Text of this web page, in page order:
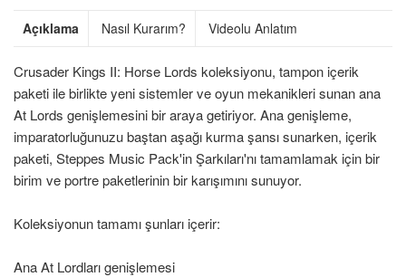
Açıklama Nasıl Kurarım? Videolu Anlatım
Crusader Kings II: Horse Lords koleksiyonu, tampon içerik
paketi ile birlikte yeni sistemler ve oyun mekanikleri sunan ana
At Lords genişlemesini bir araya getiriyor. Ana genişleme,
imparatorluğunuzu baştan aşağı kurma şansı sunarken, içerik
paketi, Steppes Music Pack'in Şarkıları'nı tamamlamak için bir
birim ve portre paketlerinin bir karışımını sunuyor.
Koleksiyonun tamamı şunları içerir:
Ana At Lordları genişlemesi